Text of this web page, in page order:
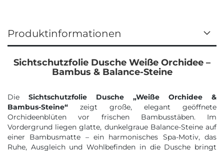
Produktinformationen
Sichtschutzfolie Dusche Weiße Orchidee –
Bambus & Balance-Steine
Die Sichtschutzfolie Dusche „Weiße Orchidee &
Bambus-Steine“ zeigt große, elegant geöffnete
Orchideenblüten vor frischen Bambusstäben. Im
Vordergrund liegen glatte, dunkelgraue Balance-Steine auf
einer Bambusmatte – ein harmonisches Spa-Motiv, das
Ruhe, Ausgleich und Wohlbefinden in die Dusche bringt